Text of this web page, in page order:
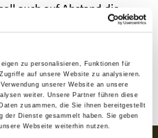
zu personalisieren, Funktionen für
auf unsere Website zu analysieren.
unserer Website an unsere
weiter. Unsere Partner führen diese
zusammen, die Sie ihnen bereitgestellt
der Dienste gesammelt haben. Sie geben
Webseite weiterhin nutzen.
auch auf Abstand die
(thmei/as)